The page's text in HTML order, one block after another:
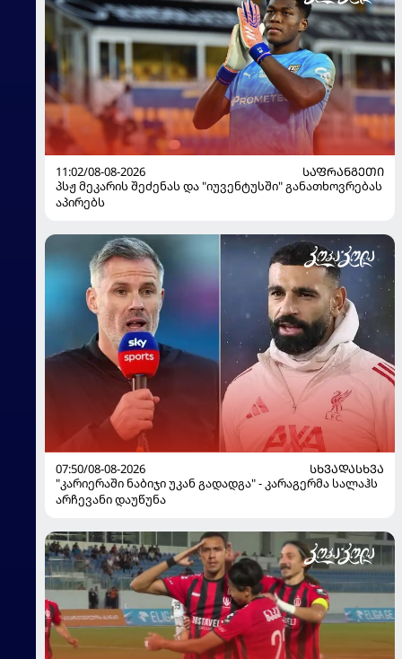
11:02/08-08-2026
ᲡᲐᲤᲠᲐᲜᲒᲔᲗᲘ
პსჟ მეკარის შეძენას და "იუვენტუსში" განათხოვრებას
აპირებს
07:50/08-08-2026
ᲡᲮᲕᲐᲓᲐᲡᲮᲕᲐ
"კარიერაში ნაბიჯი უკან გადადგა" - კარაგერმა სალაჰს
არჩევანი დაუწუნა